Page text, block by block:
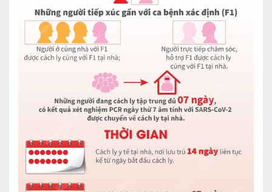
Nhi
Da Liễu
Răng Hàm Mặt
Vật lý trị liệu hồi phục chức năng
Xét nghiệm